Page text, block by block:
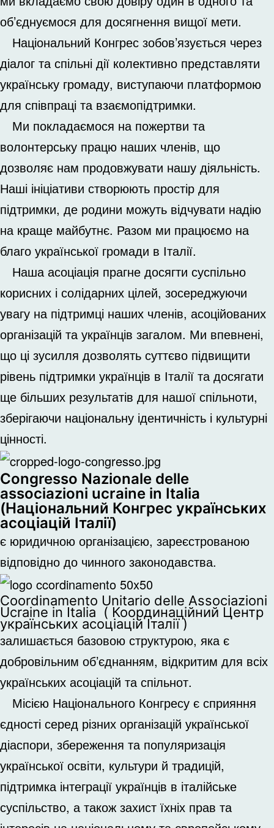
об’єднуємося для досягнення вищої мети.
Національний Конгрес зобов’язується через
діалог та спільні дії колективно представляти
українську громаду, виступаючи платформою
для співпраці та взаємопідтримки.
Ми покладаємося на пожертви та
волонтерську працю наших членів, що
дозволяє нам продовжувати нашу діяльність.
Наші ініціативи створюють простір для
підтримки, де родини можуть відчувати надію
на краще майбутнє. Разом ми працюємо на
благо української громади в Італії.
Наша асоціація прагне досягти суспільно
корисних і солідарних цілей, зосереджуючи
увагу на підтримці наших членів, асоційованих
організацій та українців загалом. Ми впевнені,
що ці зусилля дозволять суттєво підвищити
рівень підтримки українців в Італії та досягати
ще більших результатів для нашої спільноти,
зберігаючи національну ідентичність і культурні
цінності.
Congresso Nazionale delle
associazioni ucraine in Italia
(Національний Конгрес українських
асоціацій Італії)
є юридичною організацією, зареєстрованою
відповідно до чинного законодавства.
Coordinamento Unitario delle Associazioni
Ucraine in Italia ( Координаційний Центр
українських асоціацій Італії )
залишається базовою структурою, яка є
добровільним об’єднанням, відкритим для всіх
українських асоціацій та спільнот.
Місією Національного Конгресу є сприяння
єдності серед різних організацій української
діаспори, збереження та популяризація
української освіти, культури й традицій,
підтримка інтеграції українців в італійське
суспільство, а також захист їхніх прав та